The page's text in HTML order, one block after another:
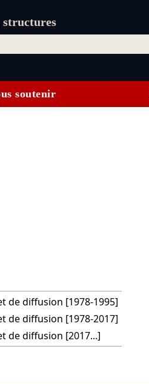
structures
soutenir
de diffusion [1978-1995]
de diffusion [1978-2017]
de diffusion [2017...]